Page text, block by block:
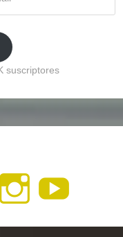
suscriptores
VerVer
perfil